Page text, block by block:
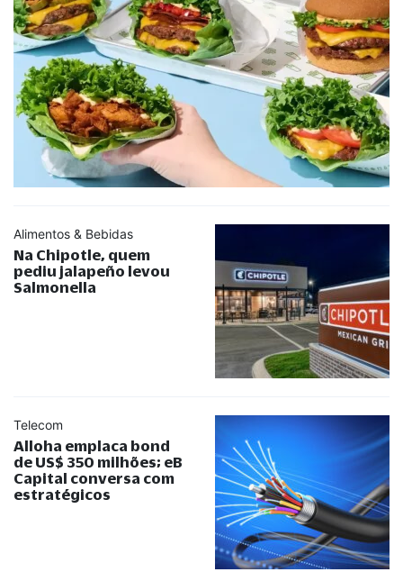
Alimentos & Bebidas
Na Chipotle, quem
pediu jalapeño levou
Salmonella
Telecom
Alloha emplaca bond
de US$ 350 milhões; eB
Capital conversa com
estratégicos